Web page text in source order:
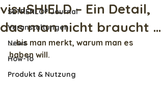
SETRENLO® Journal
Veranstaltungen
News
How-To
Produkt & Nutzung
visuSHIELD – Ein Detail,
das man nicht braucht …
… bis man merkt, warum man es
haben will.